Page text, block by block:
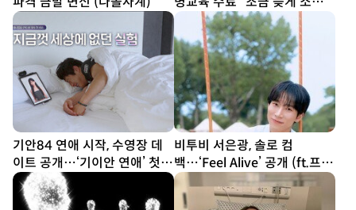
전해 죄송”
기안84 연애 시작, 수영장 데
이트 공개…‘기이안 연애’ 첫
티저
비투비 서은광, 솔로 컴
백…‘Feel Alive’ 공개 (ft.프니
엘)